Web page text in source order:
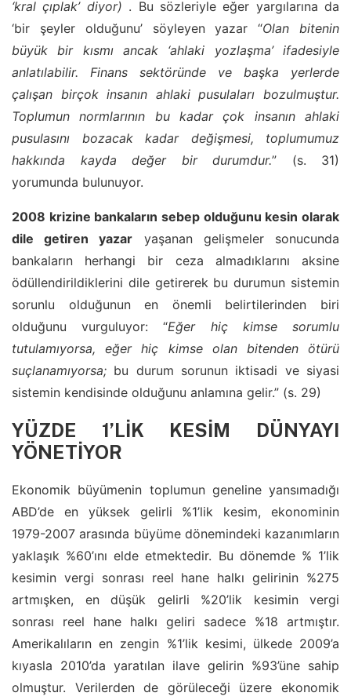
‘kral çıplak’ diyor) . Bu sözleriyle eğer yargılarına da
‘bir şeyler olduğunu’ söyleyen yazar “Olan bitenin
büyük bir kısmı ancak ‘ahlaki yozlaşma’ ifadesiyle
anlatılabilir. Finans sektöründe ve başka yerlerde
çalışan birçok insanın ahlaki pusulaları bozulmuştur.
Toplumun normlarının bu kadar çok insanın ahlaki
pusulasını bozacak kadar değişmesi, toplumumuz
hakkında kayda değer bir durumdur.” (s. 31)
yorumunda bulunuyor.
2008 krizine bankaların sebep olduğunu kesin olarak
dile getiren yazar yaşanan gelişmeler sonucunda
bankaların herhangi bir ceza almadıklarını aksine
ödüllendirildiklerini dile getirerek bu durumun sistemin
sorunlu olduğunun en önemli belirtilerinden biri
olduğunu vurguluyor: “Eğer hiç kimse sorumlu
tutulamıyorsa, eğer hiç kimse olan bitenden ötürü
suçlanamıyorsa; bu durum sorunun iktisadi ve siyasi
sistemin kendisinde olduğunu anlamına gelir.” (s. 29)
YÜZDE 1’LİK KESİM DÜNYAYI
YÖNETİYOR
Ekonomik büyümenin toplumun geneline yansımadığı
ABD’de en yüksek gelirli %1’lik kesim, ekonominin
1979-2007 arasında büyüme dönemindeki kazanımların
yaklaşık %60’ını elde etmektedir. Bu dönemde % 1’lik
kesimin vergi sonrası reel hane halkı gelirinin %275
artmışken, en düşük gelirli %20’lik kesimin vergi
sonrası reel hane halkı geliri sadece %18 artmıştır.
Amerikalıların en zengin %1’lik kesimi, ülkede 2009’a
kıyasla 2010’da yaratılan ilave gelirin %93’üne sahip
olmuştur. Verilerden de görüleceği üzere ekonomik